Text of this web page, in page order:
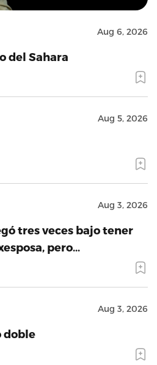
Aug 6, 2026
del Sahara
Aug 5, 2026
Aug 3, 2026
tres veces bajo tener
pero…
Aug 3, 2026
doble